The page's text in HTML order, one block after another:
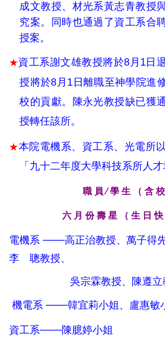
成文教授、材光系黃志青教授
究案。同時也通過了資工系合
授案。
★資工系謝文雄教授將於8 月 1日
授將於8 月 1 日離職至神學院進
校的貢獻。陳永光教授缺已獲
授轉任該所。
★本院電機系、資工系、光電所
「九十二年度大學科技系所人
職 員 ∕ 學 生 （ 含 校
六 月 份 壽 星 （ 生 日 快
電機系 ───高正治教授、萬子得
李 聰教授、
吳宗霖教授、陳遵立
機電系 ───韓宜莉小姐、盧惠敏
資工系───陳臆婷小姐